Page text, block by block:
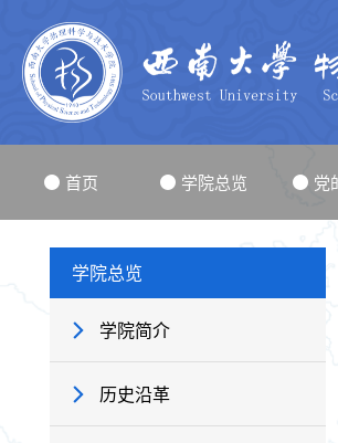
首页 学院总览 党
学院总览
学院简介
历史沿革